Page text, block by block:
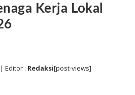
Kerja Lokal
| Editor : Redaksi[post-views]